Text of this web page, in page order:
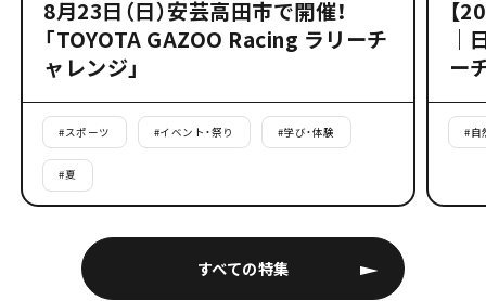
すべての特集
8月23日（日）安芸高田市で開催！
「TOYOTA GAZOO Racing ラリーチ
ャレンジ」
#スポーツ #イベント・祭り #学び・体験
#夏
【
｜
ー
#自